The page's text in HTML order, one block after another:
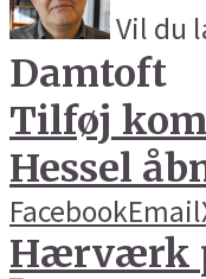
Vil du
Damtoft
Tilføj
Hessel
FacebookEmail
Hærværk